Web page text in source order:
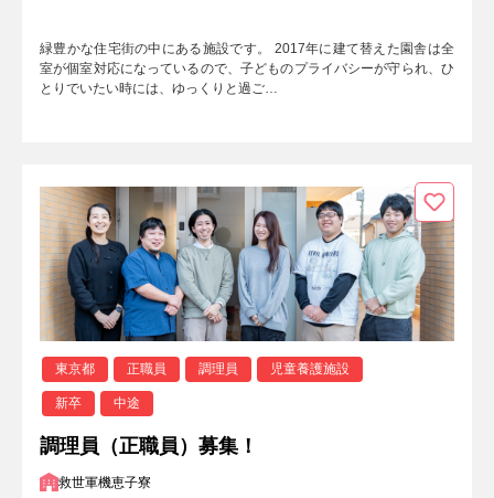
緑豊かな住宅街の中にある施設です。 2017年に建て替えた園舎は全
室が個室対応になっているので、子どものプライバシーが守られ、ひ
とりでいたい時には、ゆっくりと過ご…
東京都 正職員 調理員 児童養護施設
新卒 中途
調理員（正職員）募集！
救世軍機恵子寮